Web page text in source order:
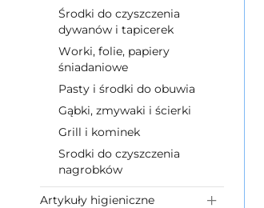
Środki do czyszczenia
dywanów i tapicerek
Worki, folie, papiery
śniadaniowe
Pasty i środki do obuwia
Gąbki, zmywaki i ścierki
Grill i kominek
Srodki do czyszczenia
nagrobków
Artykuły higieniczne